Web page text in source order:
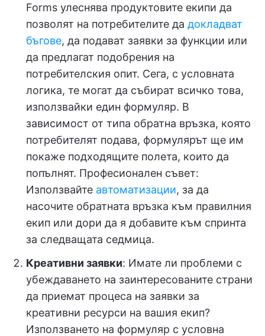
Forms улеснява продуктовите екипи да
позволят на потребителите да докладват
бъгове, да подават заявки за функции или
да предлагат подобрения на
потребителския опит. Сега, с условната
логика, те могат да събират всичко това,
използвайки един формуляр. В
зависимост от типа обратна връзка, която
потребителят подава, формулярът ще им
покаже подходящите полета, които да
попълнят. Професионален съвет:
Използвайте автоматизации, за да
насочите обратната връзка към правилния
екип или дори да я добавите към спринта
за следващата седмица.
Креативни заявки: Имате ли проблеми с
убеждаването на заинтересованите страни
да приемат процеса на заявки за
креативни ресурси на вашия екип?
Използването на формуляр с условна